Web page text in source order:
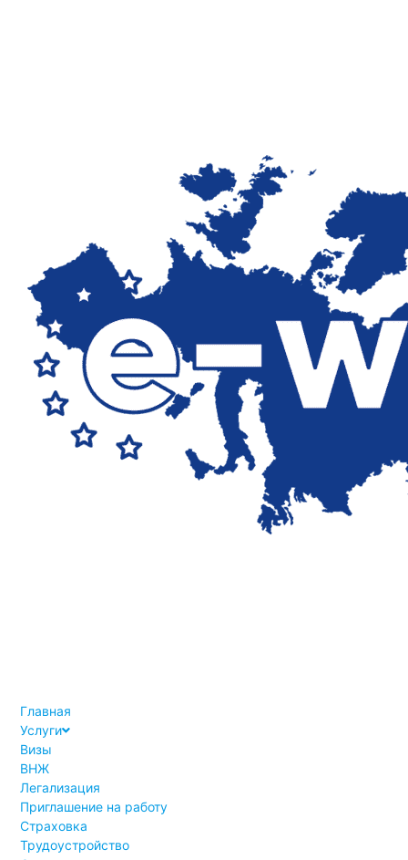
Главная
Услуги
Визы
ВНЖ
Легализация
Приглашение на работу
Страховка
Трудоустройство